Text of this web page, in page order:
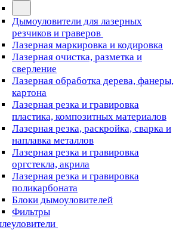
Дымоуловители для лазерных
резчиков и граверов
Лазерная маркировка и кодировка
Лазерная очистка, разметка и
сверление
Лазерная обработка дерева, фанеры,
картона
Лазерная резка и гравировка
пластика, композитных материалов
Лазерная резка, раскройка, сварка и
наплавка металлов
Лазерная резка и гравировка
оргстекла, акрила
Лазерная резка и гравировка
поликарбоната
Блоки дымоуловителей
Фильтры